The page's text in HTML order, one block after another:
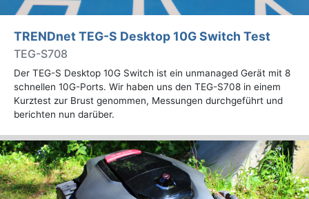
TRENDnet TEG-S Desktop 10G Switch Test
TEG-S708
Der TEG-S Desktop 10G Switch ist ein unmanaged Gerät mit 8
schnellen 10G-Ports. Wir haben uns den TEG-S708 in einem
Kurztest zur Brust genommen, Messungen durchgeführt und
berichten nun darüber.